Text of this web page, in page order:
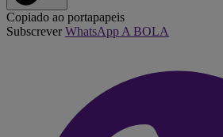
Copiado ao portapapeis
SubscreverWhatsApp A BOLA